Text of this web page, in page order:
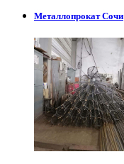
Металлопрокат Сочи